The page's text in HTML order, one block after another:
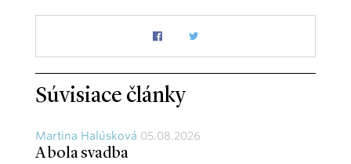
Súvisiace články
Martina Halúsková 05.08.2026
A bola svadba